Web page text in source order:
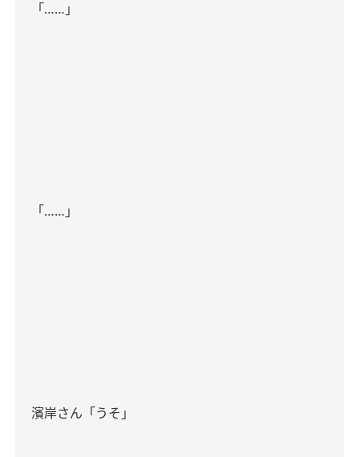
「…… 」
「…… 」
濱岸さん「うそ」